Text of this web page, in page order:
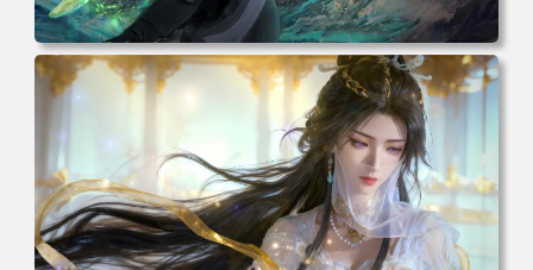
电脑壁纸 动漫 凡人修仙传 韩立 结婴 4k壁纸 3840x2160 电
脑桌面 高清壁纸 壁纸下载 壁纸大全